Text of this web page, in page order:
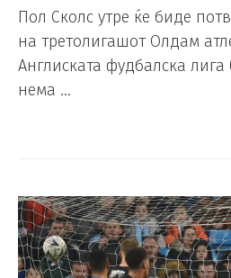
Пол Сколс утре ќе биде
на третолигашот Олдам
Англиската фудбалска
нема …